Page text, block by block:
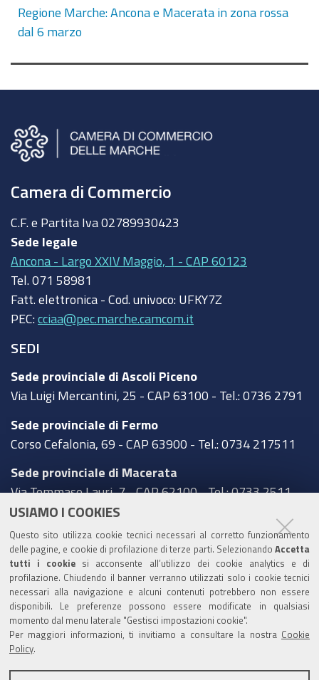
USIAMO I COOKIES
Questo sito utilizza cookie tecnici necessari al corretto funzionamento
delle pagine, e cookie di profilazione di terze parti. Selezionando Accetta
tutti i cookie si acconsente all’utilizzo dei cookie analytics e di
profilazione. Chiudendo il banner verranno utilizzati solo i cookie tecnici
necessari alla navigazione e alcuni contenuti potrebbero non essere
disponibili. Le preferenze possono essere modificate in qualsiasi
momento dal menu laterale "Gestisci impostazioni cookie".
Per maggiori informazioni, ti invitiamo a consultare la nostra Cookie
Policy
Regione Marche: Ancona e Macerata in zona rossa
dal 6 marzo
Camera di Commercio
C.F. e Partita Iva 02789930423
Sede legale
Ancona - Largo XXIV Maggio, 1 - CAP 60123
Tel. 071 58981
Fatt. elettronica - Cod. univoco: UFKY7Z
PEC: cciaa@pec.marche.camcom.it
SEDI
Sede provinciale di Ascoli Piceno
Via Luigi Mercantini, 25 - CAP 63100 - Tel.: 0736 2791
Sede provinciale di Fermo
Corso Cefalonia, 69 - CAP 63900 - Tel.: 0734 217511
Sede provinciale di Macerata
Via Tommaso Lauri, 7 - CAP 62100 - Tel.: 0733 2511
Sede provinciale di Pesaro Urbino
Corso XI Settembre, 116 - CAP 61121 - Tel.: 0721
3571
TRASPARENZA
Amministrazione trasparente
Statistiche Web del sito (fonte Web Analytics Italia)
Contatti